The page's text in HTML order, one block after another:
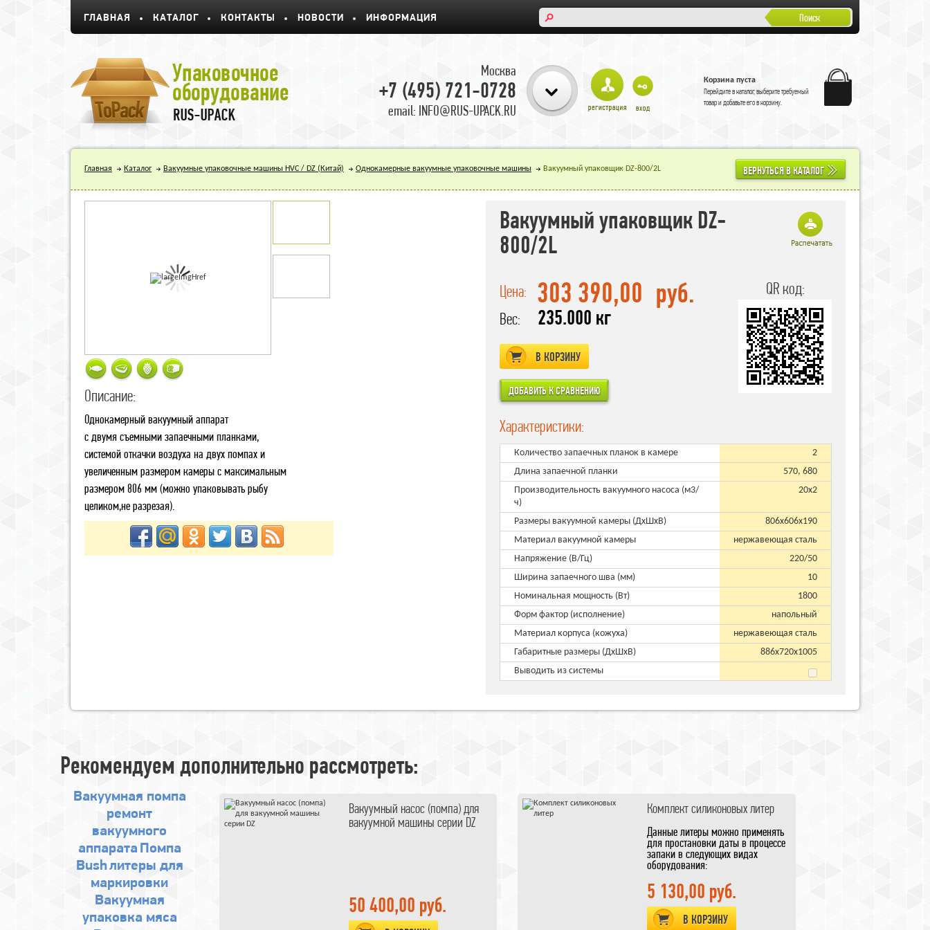
ГЛАВНАЯ КАТАЛОГ КОНТАКТЫ НОВОСТИ ИНФОРМАЦИЯ Поиск
Москва
+7 (495) 721-0728
email: INFO@RUS-UPACK.RU
Корзина пуста
Перейдите вкаталог, выберите требуемый
товар и добавьте его в корзину.
Главная Каталог Вакуумные упаковочные машины HVC / DZ (Китай) Однокамерные вакуумные упаковочные машины Вакуумный упаковщик DZ-800/2L ВЕРНУТЬСЯ В КАТАЛОГ
Описание:
Однокамерный вакуумный аппарат
с двумя съемными запаечными планками,
системой откачки воздуха на двух помпах и
увеличенным размером камеры с максимальным
размером 806 мм (можно упаковывать рыбу
целиком,не разрезая).
Вакуумный упаковщик DZ-
800/2L
Цена: 303 390,00 руб.
Вес: 235.000 кг
В КОРЗИНУ
QR код:
Характеристики:
Количество запаечных планок в камере
2
Длина запаечной планки
570, 680
Производительность вакуумного насоса (м3/
ч)
20х2
Размеры вакуумной камеры (ДхШхВ)
806х606х190
Материал вакуумной камеры
нержавеющая сталь
Напряжение (В/Гц)
220/50
Ширина запаечного шва (мм)
10
Номинальная мощность (Вт)
1800
Форм фактор (исполнение)
напольный
Материал корпуса (кожуха)
нержавеющая сталь
Габаритные размеры (ДхШхВ)
886х720х1005
Выводить из системы
Рекомендуем дополнительно рассмотреть:
Вакуумная помпа
ремонт
вакуумного
аппарата Помпа
Bushлитеры для
маркировки
Вакуумная
упаковка мяса
Вакуумный насос (помпа) для
вакуумной машины серии DZ
50 400,00 руб.
Комплект силиконовых литер
Данные литеры можно применять
для простановки даты в процессе
запаки в следующих видах
оборудования:
простановкой даты FS-300B и FS-
200B а ткже вакуум-упаковочные
машины серии DZ и HVC (DZ-
400/2T, DZQ-400/2T, DZ-500/2E,
5 130,00 руб.
В КОРЗИНУ